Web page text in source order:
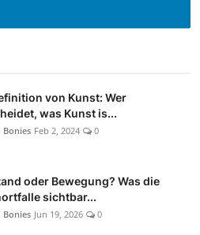
von Kunst: Wer
was Kunst is...
Bonies Feb 2, 2024 0
oder Bewegung? Was die
sichtbar...
Bonies Jun 19, 2026 0